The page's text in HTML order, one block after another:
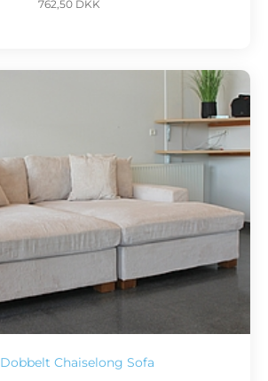
762,50 DKK
Dobbelt Chaiselong Sofa